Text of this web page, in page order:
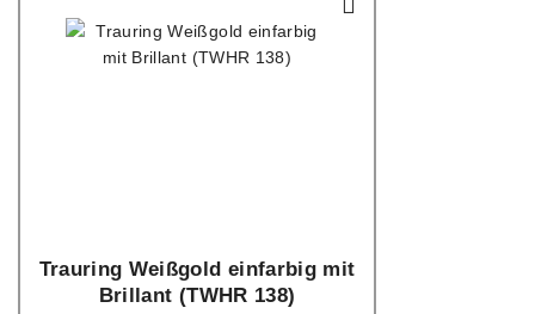
Trauring Weißgold einfarbig mit
Brillant (TWHR 138)